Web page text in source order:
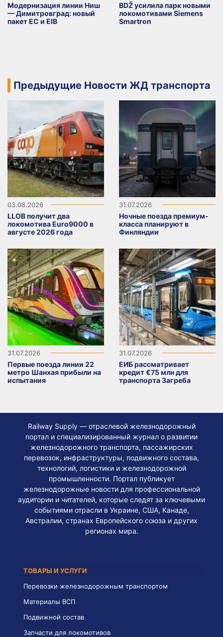
Модернизация линии Ниш
— Димитровград: новый
пакет ЕС и EIB
BDŽ усилила парк новыми
локомотивами Siemens
Smartron
Предыдущие Новости ЖД транспорта
03.08.2026
LLOB получит два
локомотива Euro9000 в
августе 2026 года
31.07.2026
Ночные поезда премиум-
класса планируют в
Финляндии
31.07.2026
Первые поезда линии 22
метро Шанхая прибыли на
испытания
31.07.2026
ЕИБ рассматривает
кредит €75 млн для
транспорта Загреба
Railway Supply — отраслевой железнодорожный
портал и специализированный журнал о развитии
железнодорожного транспорта, пассажирских
перевозок, инфраструктуры, подвижного состава,
технологий, логистики и железнодорожной
промышленности. Портал публикует
железнодорожные новости для профессиональной
аудитории и читателей, которые следят за ключевыми
событиями отрасли в Украине, США, Канаде,
Австралии, странах Европейского союза и других
регионах мира.
ТОВАРЫ И УСЛУГИ
Перевозки железнодорожным транспортом
Материалы ВСП
Подвижной состав
Запчасти для локомотивов